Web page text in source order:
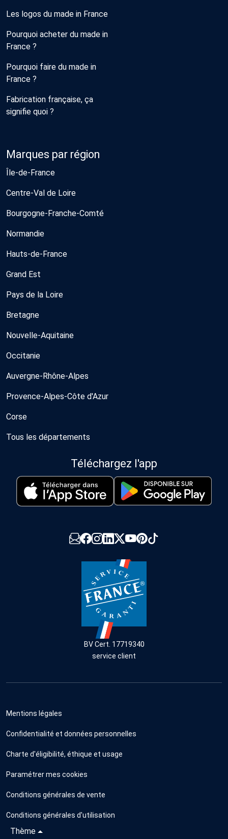
Les logos du made in France
Pourquoi acheter du made in
France ?
Pourquoi faire du made in
France ?
Fabrication française, ça
signifie quoi ?
Marques par région
Île-de-France
Centre-Val de Loire
Bourgogne-Franche-Comté
Normandie
Hauts-de-France
Grand Est
Pays de la Loire
Bretagne
Nouvelle-Aquitaine
Occitanie
Auvergne-Rhône-Alpes
Provence-Alpes-Côte d'Azur
Corse
Tous les départements
Téléchargez l'app
BV Cert. 17719340
service client
Mentions légales
Confidentialité et données personnelles
Charte d'éligibilité, éthique et usage
Paramétrer mes cookies
Conditions générales de vente
Conditions générales d'utilisation
Thème